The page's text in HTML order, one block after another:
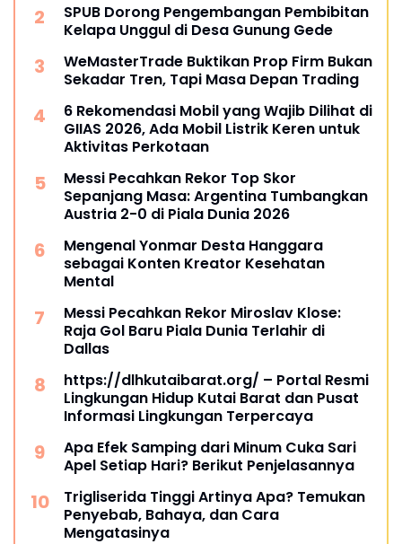
SPUB Dorong Pengembangan Pembibitan
Kelapa Unggul di Desa Gunung Gede
WeMasterTrade Buktikan Prop Firm Bukan
Sekadar Tren, Tapi Masa Depan Trading
6 Rekomendasi Mobil yang Wajib Dilihat di
GIIAS 2026, Ada Mobil Listrik Keren untuk
Aktivitas Perkotaan
Messi Pecahkan Rekor Top Skor
Sepanjang Masa: Argentina Tumbangkan
Austria 2-0 di Piala Dunia 2026
Mengenal Yonmar Desta Hanggara
sebagai Konten Kreator Kesehatan
Mental
Messi Pecahkan Rekor Miroslav Klose:
Raja Gol Baru Piala Dunia Terlahir di
Dallas
https://dlhkutaibarat.org/ – Portal Resmi
Lingkungan Hidup Kutai Barat dan Pusat
Informasi Lingkungan Terpercaya
Apa Efek Samping dari Minum Cuka Sari
Apel Setiap Hari? Berikut Penjelasannya
Trigliserida Tinggi Artinya Apa? Temukan
Penyebab, Bahaya, dan Cara
Mengatasinya